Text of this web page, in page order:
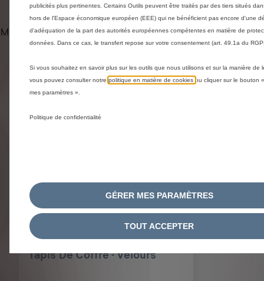
Méthodes de livraison et retours
Produits liés à cet article
You could be interested in these related products
Tapis De Coffre - Velours
publicités plus pertinentes. Certains Outils peuvent être traités par des tiers situés
hors de l'Espace économique européen (EEE) qui ne bénéficient pas encore d'une
d'adéquation de la part des autorités européennes compétentes en matière de
données. Dans ce cas, le transfert repose sur votre consentement (art. 49.1a du
Si vous souhaitez en savoir plus sur les outils que nous utilisons et sur la manière de
vous pouvez consulter notre politique en matière de cookies ou cliquer sur le bouton
mes paramètres ».
Politique de confidentialité
GÉRER MES PARAMÈTRES
TOUT ACCEPTER